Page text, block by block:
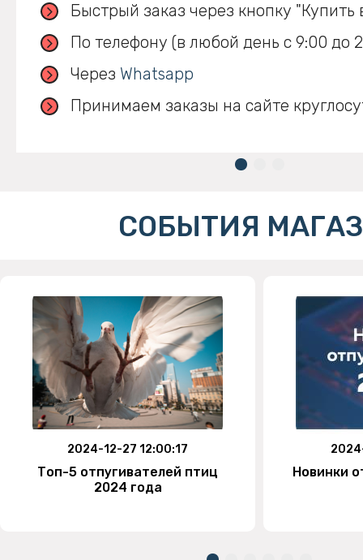
Быстрый заказ через кнопку "Купить
По телефону (в любой день с 9:00 до
Через Whatsapp
Принимаем заказы на сайте
СОБЫТИЯ
2024-12-27 12:00:17
Топ-5 отпугивателей птиц
2024 года
Новинки